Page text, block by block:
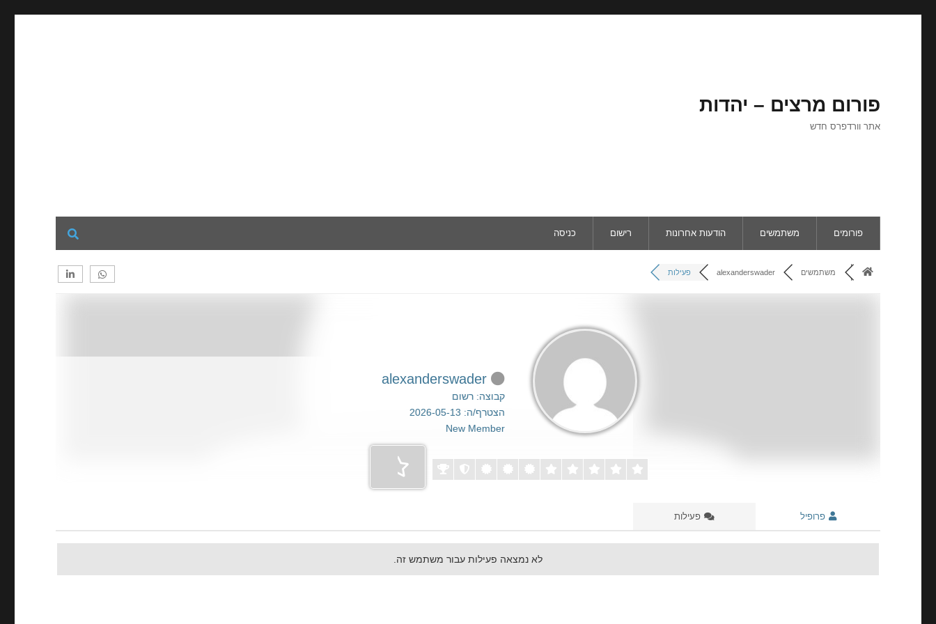
פורום מרצים – יהדות
אתר וורדפרס חדש
פורומים משתמשים הודעות אחרונות רישום כניסה
משתמשים alexanderswader פעילות
alexanderswader
קבוצה: רשום
הצטרף/ה: 2026-05-13
New Member
פרופיל פעילות
לא נמצאה פעילות עבור משתמש זה.